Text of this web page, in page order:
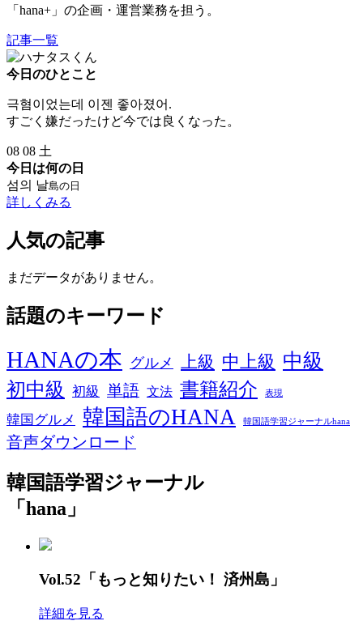
「hana+」の企画・運営業務を担う。
記事一覧
今日のひとこと
극혐이었는데 이젠 좋아졌어.
すごく嫌だったけど今では良くなった。
08 08 土
今日は何の日
섬의 날島の日
詳しくみる
人気の記事
まだデータがありません。
話題のキーワード
HANAの本 グルメ 上級 中上級 中級
初中級
初級 単語 文法 書籍紹介 表現
韓国グルメ 韓国語のHANA 韓国語学習ジャーナルhana
音声ダウンロード
韓国語学習ジャーナル
「hana」
Vol.52「もっと知りたい！ 済州島」
詳細を見る